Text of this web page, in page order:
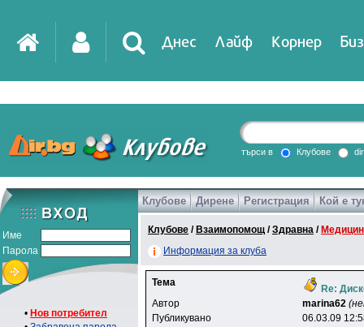
Днес Лайф Корнер
DirTV Impressio
Games
търси в Клубове
Име
Парола
• Нов потребител
Клубове Дирене Регистрация Кой е
Клубове / Взаимопомощ /Здравна /
Информация за клуба
Тема
Re:
Автор
marina62
Публикувано
06.03.09